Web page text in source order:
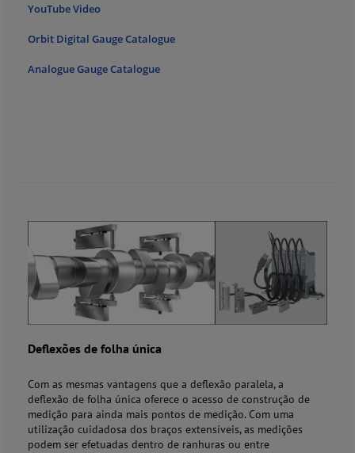
YouTube Video
Orbit Digital Gauge Catalogue
Analogue Gauge Catalogue
Deflexões de folha única
Com as mesmas vantagens que a deflexão paralela, a
deflexão de folha única oferece o acesso de construção de
medição para ainda mais pontos de medição. Com uma
utilização cuidadosa dos braços extensíveis, as medições
podem ser efetuadas dentro de ranhuras ou entre